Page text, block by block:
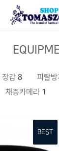
장갑 8 피탈
채증카메라 1
BEST